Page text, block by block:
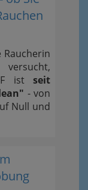
Raucherin
ist seit
- von
Null und